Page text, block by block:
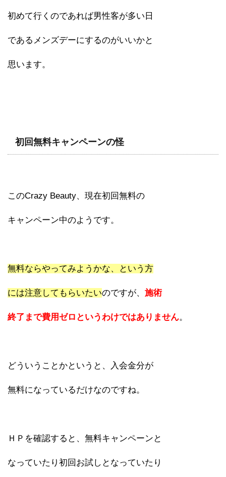
初めて行くのであれば男性客が多い日
であるメンズデーにするのがいいかと
思います。
初回無料キャンペーンの怪
このCrazy Beauty、現在初回無料の
キャンペーン中のようです。
無料ならやってみようかな、という方
には注意してもらいたいのですが、 施術
終了まで費用ゼロというわけではありません。
どういうことかというと、入会金分が
無料になっているだけなのですね。
ＨＰを確認すると、無料キャンペーンと
なっていたり初回お試しとなっていたり